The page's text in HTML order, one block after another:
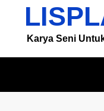
Karya Seni